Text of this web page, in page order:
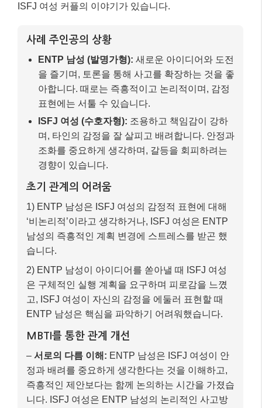
ISFJ 여성 커플의 이야기가 있습니다.
사례 주인공의 상황
ENTP 남성 (발명가형): 새로운 아이디어와 도전
을 즐기며, 토론을 통해 사고를 확장하는 것을 좋
아합니다. 때로는 즉흥적이고 논리적이며, 감정
표현에는 서툴 수 있습니다.
ISFJ 여성 (수호자형): 조용하고 책임감이 강하
며, 타인의 감정을 잘 살피고 배려합니다. 안정과
조화를 중요하게 생각하며, 갈등을 회피하려는
경향이 있습니다.
초기 관계의 어려움
1) ENTP 남성은 ISFJ 여성의 감정적 표현에 대해
‘비논리적’이라고 생각하거나, ISFJ 여성은 ENTP
남성의 즉흥적인 계획 변경에 스트레스를 받곤 했
습니다.
2) ENTP 남성이 아이디어를 쏟아낼 때 ISFJ 여성
은 구체적인 실행 계획을 요구하며 피로감을 느꼈
고, ISFJ 여성이 자신의 감정을 에둘러 표현할 때
ENTP 남성은 핵심을 파악하기 어려워했습니다.
MBTI를 통한 관계 개선
– 서로의 다름 이해: ENTP 남성은 ISFJ 여성이 안
정과 배려를 중요하게 생각한다는 것을 이해하고,
즉흥적인 제안보다는 함께 논의하는 시간을 가졌습
니다. ISFJ 여성은 ENTP 남성의 논리적인 사고방